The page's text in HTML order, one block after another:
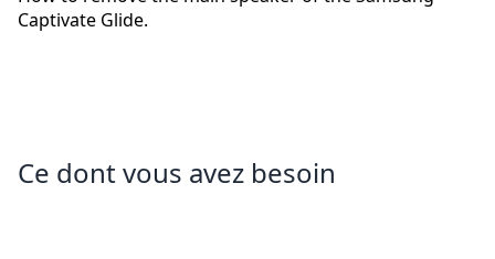
Captivate Glide.
Ce dont vous avez besoin